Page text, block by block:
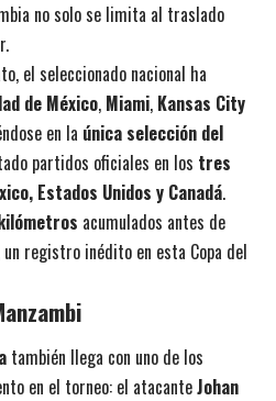
no solo se limita al traslado
el seleccionado nacional ha
de México, Miami, Kansas City
en la única selección del
partidos oficiales en los tres
Estados Unidos y Canadá.
acumulados antes de
registro inédito en esta Copa del
también llega con uno de los
en el torneo: el atacanteJohan